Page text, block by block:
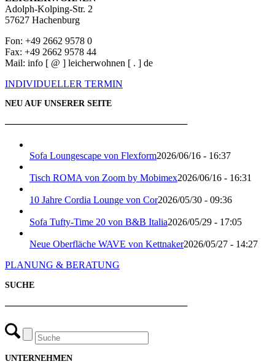
Adolph-Kolping-Str. 2
57627 Hachenburg
Fon: +49 2662 9578 0
Fax: +49 2662 9578 44
Mail: info [ @ ] leicherwohnen [ . ] de
INDIVIDUELLER TERMIN
NEU AUF UNSERER SEITE
───────────────────────────
Sofa Loungescape von Flexform2026/06/16 - 16:37
Tisch ROMA von Zoom by Mobimex2026/06/16 - 16:31
10 Jahre Cordia Lounge von Cor2026/05/30 - 09:36
Sofa Tufty-Time 20 von B&B Italia2026/05/29 - 17:05
Neue Oberfläche WAVE von Kettnaker2026/05/27 - 14:27
PLANUNG & BERATUNG
SUCHE
───────────────────────────
UNTERNEHMEN